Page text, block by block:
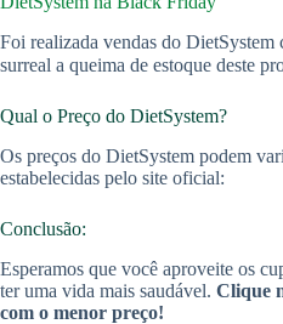
Foi realizada vendas do
surreal a queima de estoque deste
Qual o Preço do DietSystem?
Os preços do DietSystem podem
estabelecidas pelo site oficial:
Conclusão:
Esperamos que você aproveite os
ter uma vida mais saudável. Clique
com o menor preço!